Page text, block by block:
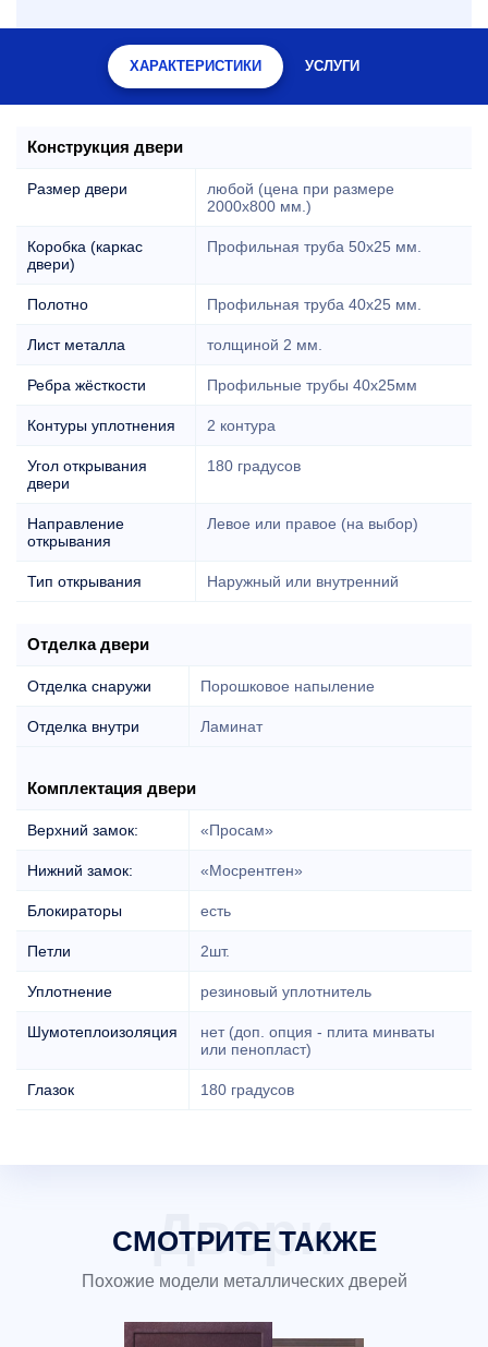
ХАРАКТЕРИСТИКИ УСЛУГИ
Конструкция двери
Размер двери
любой (цена при размере
2000x800 мм.)
Коробка (каркас
двери)
Профильная труба 50х25 мм.
Полотно Профильная труба 40х25 мм.
Лист металла толщиной 2 мм.
Ребра жёсткости Профильные трубы 40х25мм
Контуры уплотнения 2 контура
Угол открывания
двери
180 градусов
Направление
открывания
Левое или правое (на выбор)
Тип открывания Наружный или внутренний
Отделка двери
Отделка снаружи Порошковое напыление
Отделка внутри Ламинат
Комплектация двери
Верхний замок: «Просам»
Нижний замок: «Мосрентген»
Блокираторы есть
Петли 2шт.
Уплотнение резиновый уплотнитель
Шумотеплоизоляция
нет (доп. опция - плита минваты
или пенопласт)
Глазок 180 градусов
СМОТРИТЕ ТАКЖЕ
Похожие модели металлических дверей